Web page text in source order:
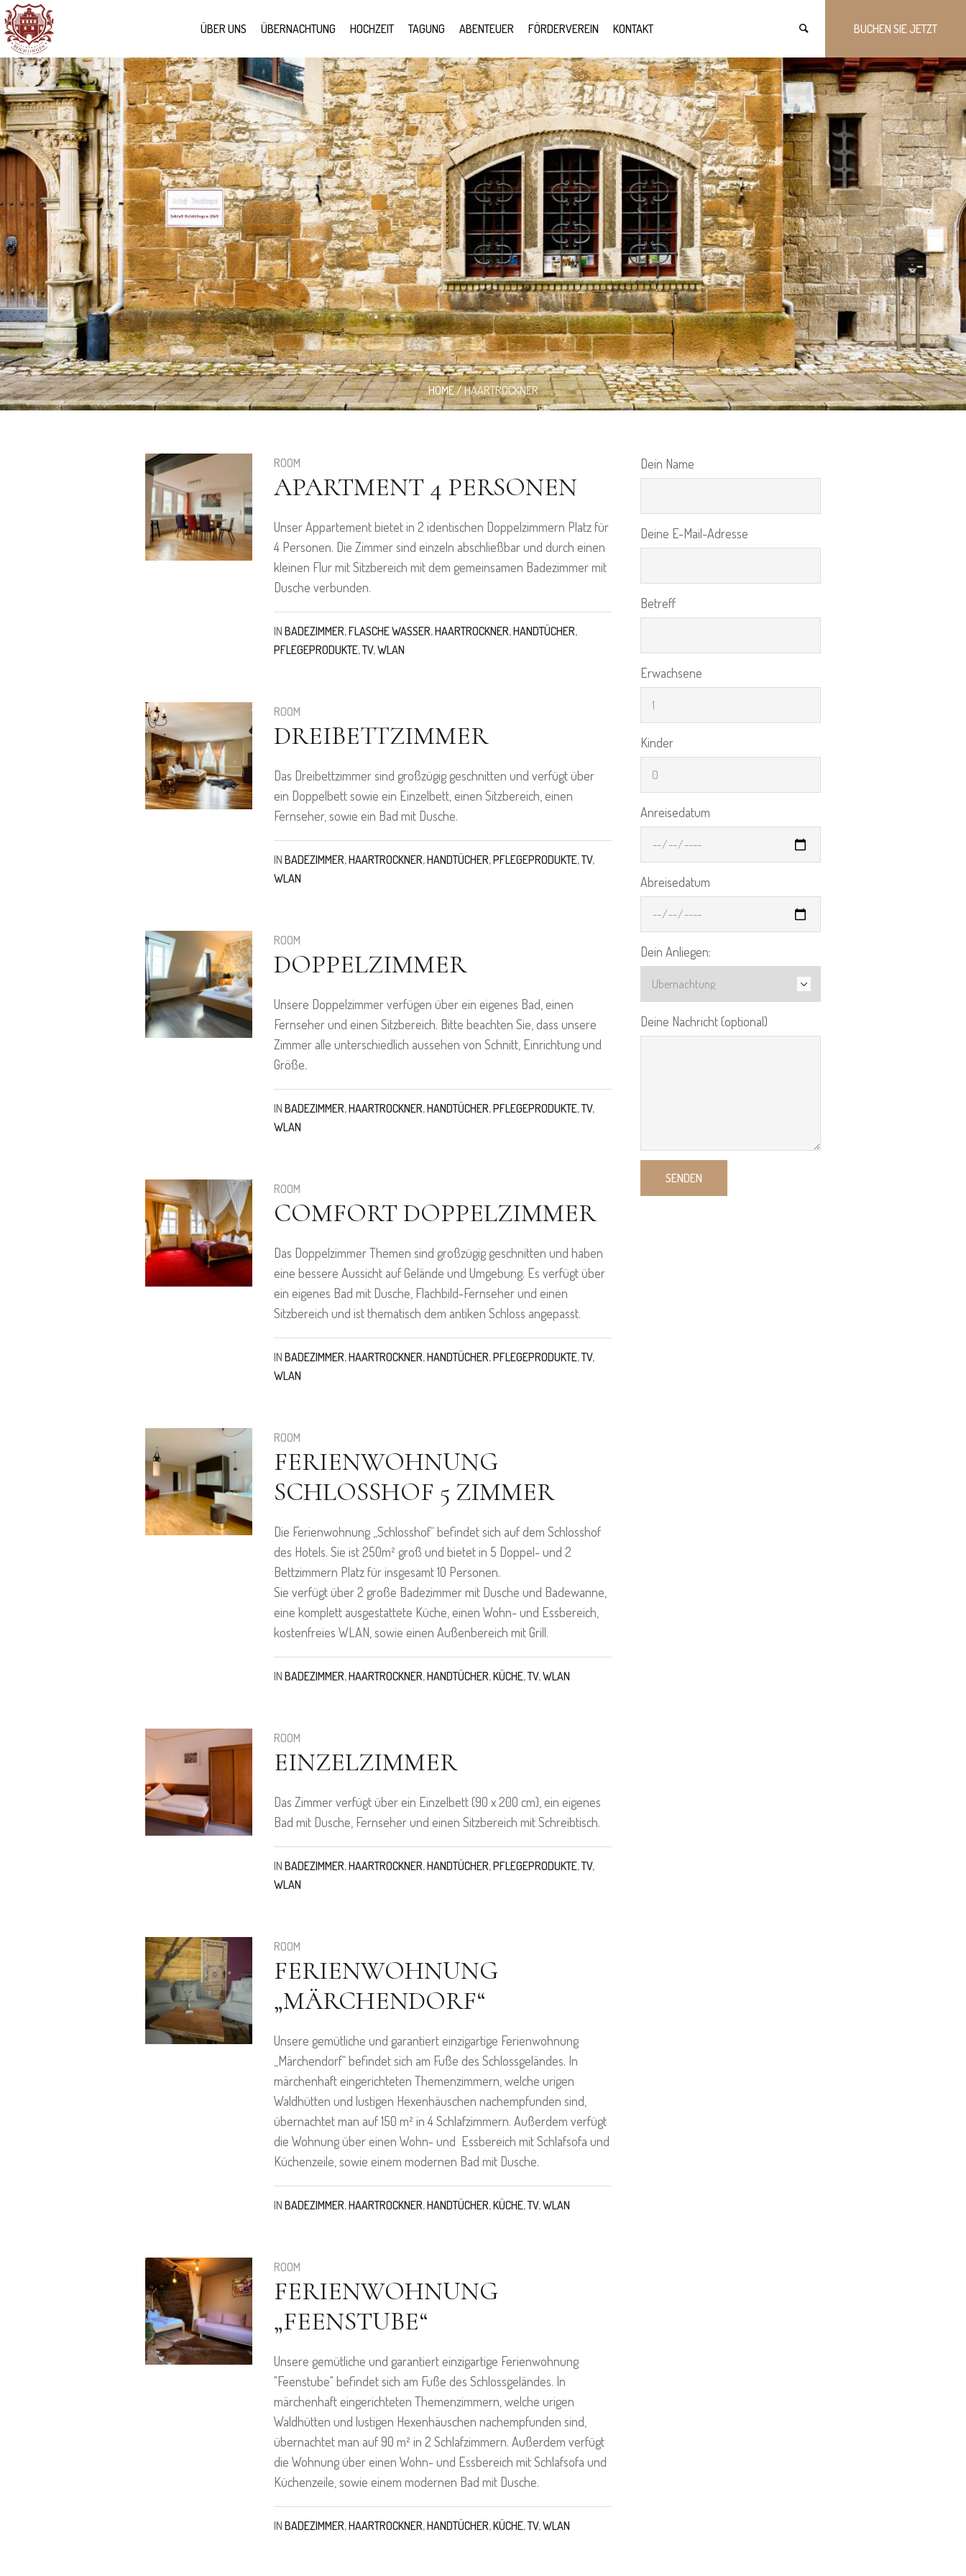
BUCHEN SIE JETZT
ÜBER UNS ÜBERNACHTUNG HOCHZEIT TAGUNG ABENTEUER FÖRDERVEREIN KONTAKT
HOME/HAARTROCKNER
ROOM
APARTMENT 4 PERSONEN
Unser Appartement bietet in 2 identischen Doppelzimmern Platz für
4 Personen. Die Zimmer sind einzeln abschließbar und durch einen
kleinen Flur mit Sitzbereich mit dem gemeinsamen Badezimmer mit
Dusche verbunden.
INBADEZIMMER,FLASCHE WASSER,HAARTROCKNER,HANDTÜCHER,
PFLEGEPRODUKTE,TV,WLAN
ROOM
DREIBETTZIMMER
Das Dreibettzimmer sind großzügig geschnitten und verfügt über
ein Doppelbett sowie ein Einzelbett, einen Sitzbereich, einen
Fernseher, sowie ein Bad mit Dusche.
INBADEZIMMER,HAARTROCKNER,HANDTÜCHER,PFLEGEPRODUKTE,TV,
WLAN
ROOM
DOPPELZIMMER
Unsere Doppelzimmer verfügen über ein eigenes Bad, einen
Fernseher und einen Sitzbereich. Bitte beachten Sie, dass unsere
Zimmer alle unterschiedlich aussehen von Schnitt, Einrichtung und
Größe.
INBADEZIMMER,HAARTROCKNER,HANDTÜCHER,PFLEGEPRODUKTE,TV,
WLAN
ROOM
COMFORT DOPPELZIMMER
Das Doppelzimmer Themen sind großzügig geschnitten und haben
eine bessere Aussicht auf Gelände und Umgebung. Es verfügt über
ein eigenes Bad mit Dusche, Flachbild-Fernseher und einen
Sitzbereich und ist thematisch dem antiken Schloss angepasst.
INBADEZIMMER,HAARTROCKNER,HANDTÜCHER,PFLEGEPRODUKTE,TV,
WLAN
ROOM
FERIENWOHNUNG
SCHLOSSHOF 5 ZIMMER
Die Ferienwohnung „Schlosshof“ befindet sich auf dem Schlosshof
des Hotels. Sie ist 250m² groß und bietet in 5 Doppel- und 2
Bettzimmern Platz für insgesamt 10 Personen.
Sie verfügt über 2 große Badezimmer mit Dusche und Badewanne,
eine komplett ausgestattete Küche, einen Wohn- und Essbereich,
kostenfreies WLAN, sowie einen Außenbereich mit Grill.
INBADEZIMMER,HAARTROCKNER,HANDTÜCHER,KÜCHE,TV,WLAN
ROOM
EINZELZIMMER
Das Zimmer verfügt über ein Einzelbett (90 x 200 cm), ein eigenes
Bad mit Dusche, Fernseher und einen Sitzbereich mit Schreibtisch.
INBADEZIMMER,HAARTROCKNER,HANDTÜCHER,PFLEGEPRODUKTE,TV,
WLAN
ROOM
FERIENWOHNUNG
„MÄRCHENDORF“
Unsere gemütliche und garantiert einzigartige Ferienwohnung
„Märchendorf“ befindet sich am Fuße des Schlossgeländes. In
märchenhaft eingerichteten Themenzimmern, welche urigen
Waldhütten und lustigen Hexenhäuschen nachempfunden sind,
übernachtet man auf 150 m² in 4 Schlafzimmern. Außerdem verfügt
die Wohnung über einen Wohn- und Essbereich mit Schlafsofa und
Küchenzeile, sowie einem modernen Bad mit Dusche.
INBADEZIMMER,HAARTROCKNER,HANDTÜCHER,KÜCHE,TV,WLAN
ROOM
FERIENWOHNUNG
„FEENSTUBE“
Unsere gemütliche und garantiert einzigartige Ferienwohnung
"Feenstube" befindet sich am Fuße des Schlossgeländes. In
märchenhaft eingerichteten Themenzimmern, welche urigen
Waldhütten und lustigen Hexenhäuschen nachempfunden sind,
übernachtet man auf 90 m² in 2 Schlafzimmern. Außerdem verfügt
die Wohnung über einen Wohn- und Essbereich mit Schlafsofa und
Küchenzeile, sowie einem modernen Bad mit Dusche.
INBADEZIMMER,HAARTROCKNER,HANDTÜCHER,KÜCHE,TV,WLAN
Dein Name
Deine E-Mail-Adresse
Betreff
Erwachsene
Kinder
Anreisedatum
Abreisedatum
Dein Anliegen:
Deine Nachricht (optional)